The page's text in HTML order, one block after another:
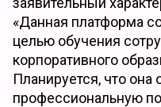
«Данная платформа
целью обучения
корпоративного
Планируется, что
профессиональную